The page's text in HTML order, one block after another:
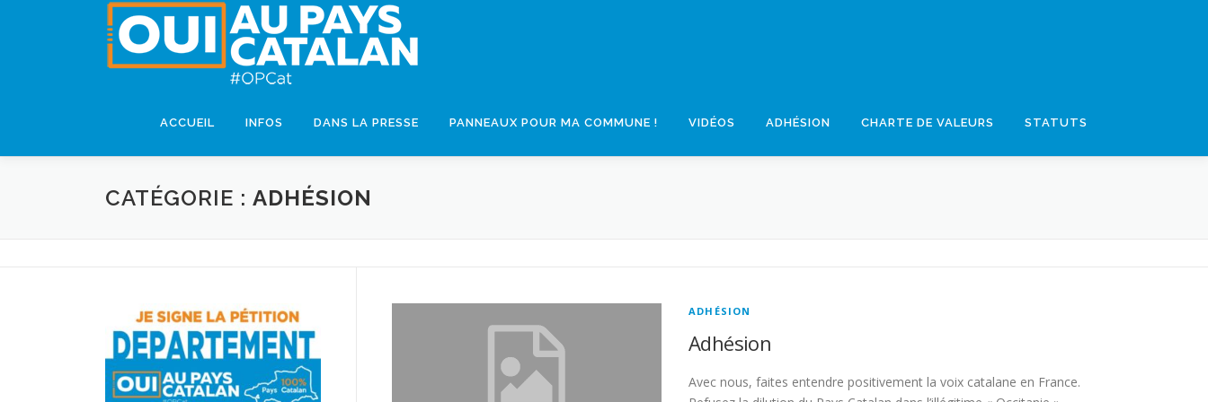
ACCUEIL INFOS DANS LA PRESSE PANNEAUX POUR MA COMMUNE ! VIDÉOS ADHÉSION CHARTE DE VALEURS STATUTS
CATÉGORIE : ADHÉSION
ADHÉSION
Adhésion
Avec nous, faites entendre positivement la voix catalane en France.